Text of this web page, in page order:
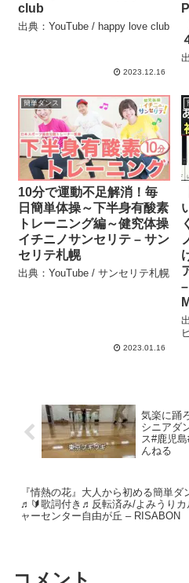
club
出典：YouTube / happy love club
2023.12.16
簡単ダンス
10分で運動不足解消！毎
日簡単体操～下半身有酸素
トレーニング編～健究体操
イチニノサンセリテ – サン
セリテ札幌
出典：YouTube / サンセリテ札幌
2023.01.16
気楽に踊
シニアダ
ス#鹿児
んねる
『情熱の花』大人から初める簡単ダ
♬🔰歌詞付き♬反転済み/よみうりカ
ャーセンター自由が丘 – RISABON